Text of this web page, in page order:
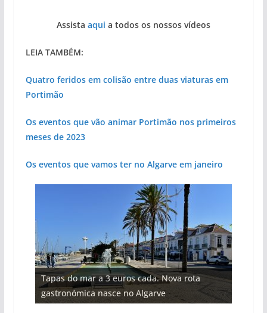
Assista aqui a todos os nossos vídeos
LEIA TAMBÉM:
Quatro feridos em colisão entre duas viaturas em
Portimão
Os eventos que vão animar Portimão nos primeiros
meses de 2023
Os eventos que vamos ter no Algarve em janeiro
Tapas do mar a 3 euros cada. Nova rota
gastronómica nasce no Algarve
Tempestades roubam areia de praias e põem
arribas em risco no Algarve (com vídeo)
Milagre da água. Fontes emblemáticas do
Algarve voltam a ter vida (com vídeo)
Projeto milionário: investimento de 108
milhões de euros na construção de dois
hotéis (com vídeo)
Foto do dia: uma cidade algarvia que cresceu
entre redes e fábricas